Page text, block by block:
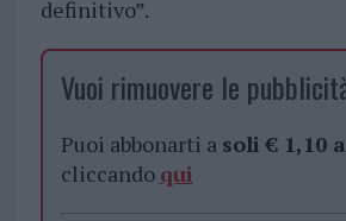
definitivo”.
Vuoi rimuovere le
Puoi abbonarti a soli € 1,10
cliccando qui